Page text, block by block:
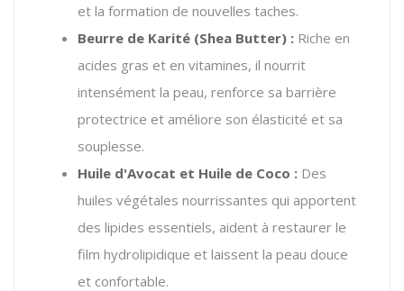
et la formation de nouvelles taches.
Beurre de Karité (Shea Butter) : Riche en
acides gras et en vitamines, il nourrit
intensément la peau, renforce sa barrière
protectrice et améliore son élasticité et sa
souplesse.
Huile d'Avocat et Huile de Coco : Des
huiles végétales nourrissantes qui apportent
des lipides essentiels, aident à restaurer le
film hydrolipidique et laissent la peau douce
et confortable.